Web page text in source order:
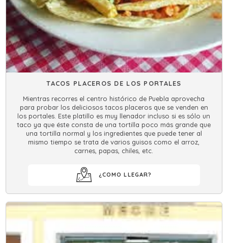
TACOS PLACEROS DE LOS PORTALES
Mientras recorres el centro histórico de Puebla aprovecha
para probar los deliciosos tacos placeros que se venden en
los portales. Este platillo es muy llenador incluso si es sólo un
taco ya que éste consta de una tortilla poco más grande que
una tortilla normal y los ingredientes que puede tener al
mismo tiempo se trata de varios guisos como el arroz,
carnes, papas, chiles, etc.
¿COMO LLEGAR?